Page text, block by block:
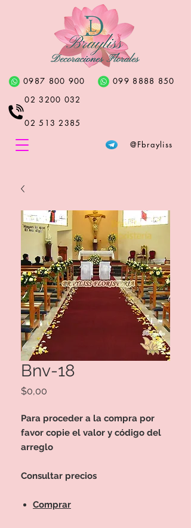
@Fbrayliss
0987 800 900
02 3200 032
02 513 2385
099 8888 850
Bnv-18
$0,00
Para proceder a la compra por
favor copie el valor y código del
arreglo
Consultar precios
Comprar